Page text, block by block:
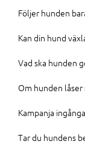
Följer hunden
Kan din hund
Vad ska hunden
Om hunden låser
Kampanja
Tar du hundens